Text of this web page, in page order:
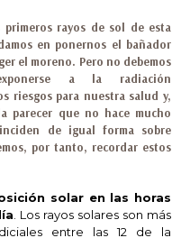
primeros rayos de sol de esta
en ponernos el bañador
el moreno. Pero no debemos
a la radiación
riesgos para nuestra salud y,
parecer que no hace mucho
de igual forma sobre
por tanto, recordar estos
solar en las horas
. Los rayos solares son más
entre las 12 de la